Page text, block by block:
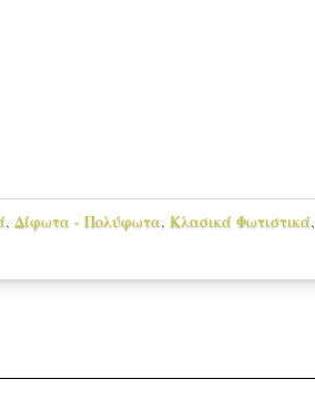
, Δίφωτα - Πολύφωτα, Κλασικά Φωτιστικά,